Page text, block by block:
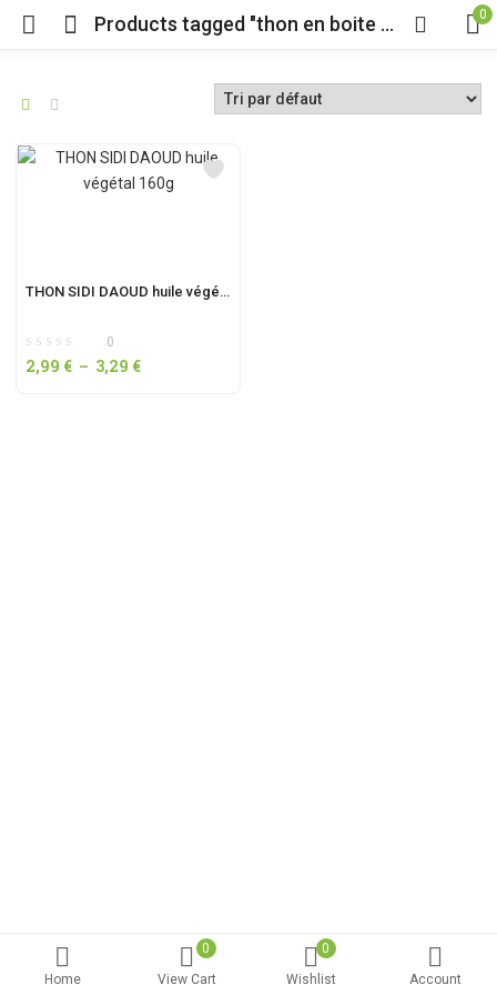
Products tagged "thon en boite 160g" 0
Home
0
View Cart
0
Wishlist
Account
THON SIDI DAOUD huile végétal 160g
0
2,99 € – 3,29 €